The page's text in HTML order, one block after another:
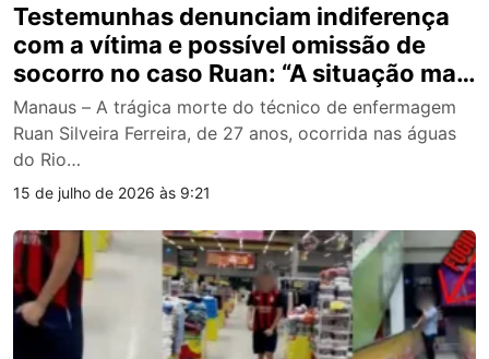
Testemunhas denunciam indiferença
com a vítima e possível omissão de
socorro no caso Ruan: “A situação mais
absurda que já presenciei”; vídeo
Manaus – A trágica morte do técnico de enfermagem
Ruan Silveira Ferreira, de 27 anos, ocorrida nas águas
do Rio…
15 de julho de 2026 às 9:21